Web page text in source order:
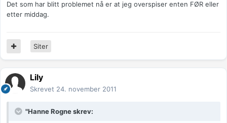
Det som har blitt problemet nå er at jeg overspiser enten FØR eller
etter middag.
Siter
Lily
Skrevet 24. november 2011
"Hanne Rogne skrev: